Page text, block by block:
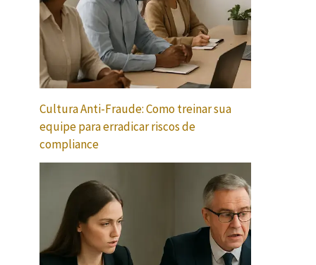
Cultura Anti-Fraude: Como treinar sua
equipe para erradicar riscos de
compliance